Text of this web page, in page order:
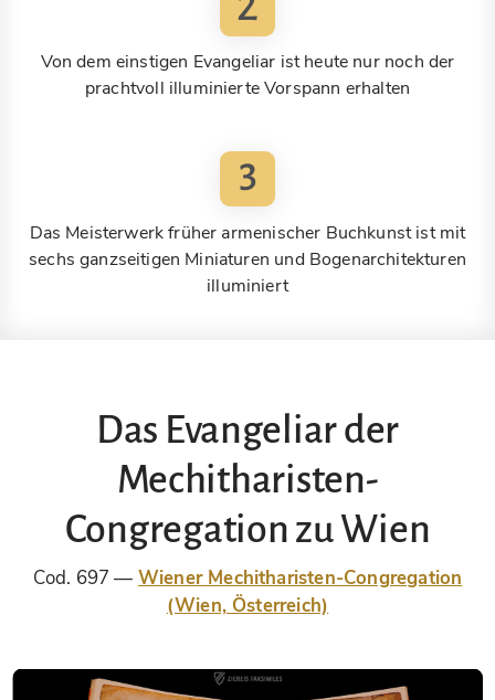
Von dem einstigen Evangeliar ist heute nur noch der
prachtvoll illuminierte Vorspann erhalten
3
Das Meisterwerk früher armenischer Buchkunst ist mit
sechs ganzseitigen Miniaturen und Bogenarchitekturen
illuminiert
Das Evangeliar der
Mechitharisten-
Congregation zu Wien
Cod. 697
Wiener Mechitharisten-Congregation
(Wien, Österreich)